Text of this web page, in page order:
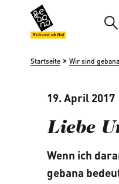
Hauptinhalt springen
Zur Suche springen
Weltweit ab Hof
Startseite > Wir sind gebana
19. April 2017
Liebe
Wenn ich
gebana